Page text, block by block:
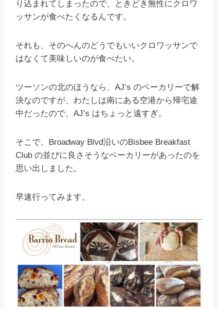
り込まれてしまったので、ときどき無性にクロワ
ッサンが食べたくなるんです。
それも、そのへんのどうでもいいクロワッサンで
はなくて美味しいのが食べたい。
ツーソンの北のほうなら、AJ’s のベーカリーで解
決なのですが、わたしは南にある空港から帰宅途
中だったので、AJ’s はちょっと遠すぎ。
そこで、Broadway Blvd沿いのBisbee Breakfast
Club の並びに良さそうなベーカリーがあったのを
思い出しました。
早速行ってみます。